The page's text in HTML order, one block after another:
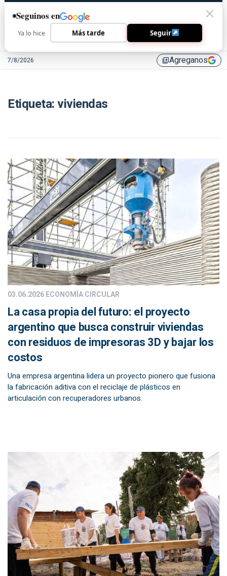
7/8/2026 library_addAgreganos
Etiqueta:viviendas
03.06.2026ECONOMÍA CIRCULAR
La casa propia del futuro: el proyecto
argentino que busca construir viviendas
con residuos de impresoras 3D y bajar los
costos
Una empresa argentina lidera un proyecto pionero que fusiona
la fabricación aditiva con el reciclaje de plásticos en
articulación con recuperadores urbanos.
Seguinos en
Ya lo hice Más tarde Seguir